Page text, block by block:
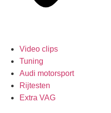
Video clips
Tuning
Audi motorsport
Rijtesten
Extra VAG